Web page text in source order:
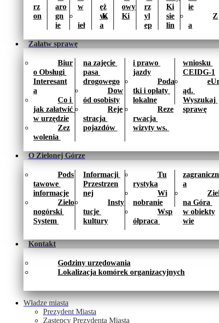
rz
on
aro
gn
ie
w
K
ieł
ęż
yc
a
owy
Ki
rz
yl
ep
Ki
sie
lin
ie
Z
a
Załatw sprawę
Biur
o Obsługi
Interesant
a
Co i
jak załatwić
w urzędzie
Zez
wolenia
na zajęcie
pasa
drogowego
Dow
ód osobisty
Reje
stracja
pojazdów
i prawo
jazdy
Poda
tki i opłaty
lokalne
Reze
rwacja
wizyty ws.
wniosku
CEIDG-1
ąd.
Wyszukaj
sprawę
O Zielonej Górze
Pods
tawowe
informacje
Zielo
nogórski
System
Informacji
Przestrzen
nej
Insty
tucje
kultury
Tu
rystyka
Wi
nobranie
Wsp
ółpraca
zagraniczn
a
na Góra
w obiekty
wie
Kontakt
Godziny urzędowania
Lokalizacja komórek organizacyjnych
Władze miasta
Prezydent Miasta
Zastępcy Prezydenta Miasta